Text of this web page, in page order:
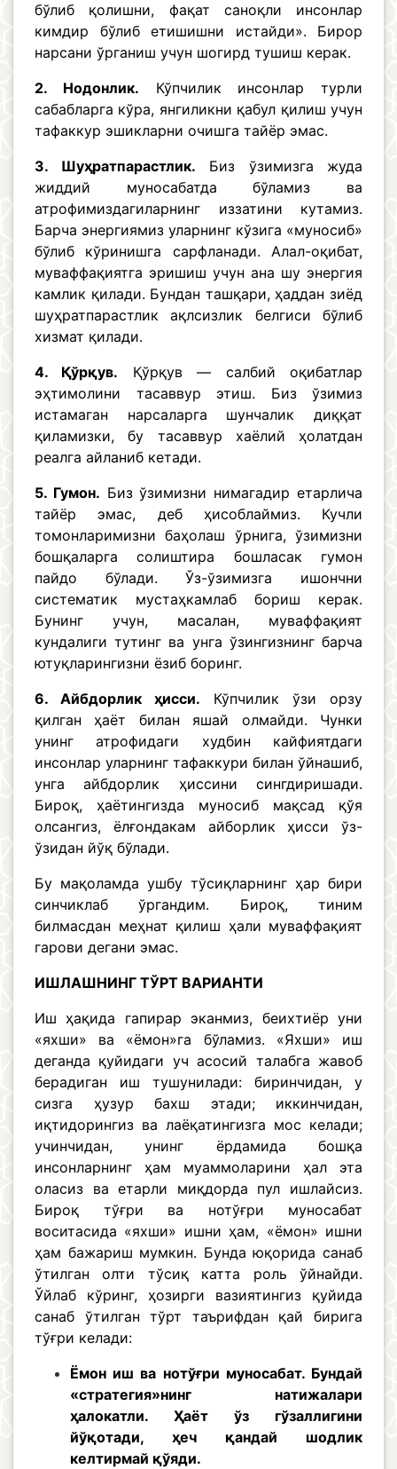
бўлиб қолишни, фақат саноқли инсонлар
кимдир бўлиб етишишни истайди». Бирор
нарсани ўрганиш учун шогирд тушиш керак.
2. Нодонлик. Кўпчилик инсонлар турли
сабабларга кўра, янгиликни қабул қилиш учун
тафаккур эшикларни очишга тайёр эмас.
3. Шуҳратпарастлик. Биз ўзимизга жуда
жиддий муносабатда бўламиз ва
атрофимиздагиларнинг иззатини кутамиз.
Барча энергиямиз уларнинг кўзига «муносиб»
бўлиб кўринишга сарфланади. Алал-оқибат,
муваффақиятга эришиш учун ана шу энергия
камлик қилади. Бундан ташқари, ҳаддан зиёд
шуҳратпарастлик ақлсизлик белгиси бўлиб
хизмат қилади.
4. Қўрқув. Қўрқув — салбий оқибатлар
эҳтимолини тасаввур этиш. Биз ўзимиз
истамаган нарсаларга шунчалик диққат
қиламизки, бу тасаввур хаёлий ҳолатдан
реалга айланиб кетади.
5. Гумон. Биз ўзимизни нимагадир етарлича
тайёр эмас, деб ҳисоблаймиз. Кучли
томонларимизни баҳолаш ўрнига, ўзимизни
бошқаларга солиштира бошласак гумон
пайдо бўлади. Ўз-ўзимизга ишончни
систематик мустаҳкамлаб бориш керак.
Бунинг учун, масалан, муваффақият
кундалиги тутинг ва унга ўзингизнинг барча
ютуқларингизни ёзиб боринг.
6. Айбдорлик ҳисси. Кўпчилик ўзи орзу
қилган ҳаёт билан яшай олмайди. Чунки
унинг атрофидаги худбин кайфиятдаги
инсонлар уларнинг тафаккури билан ўйнашиб,
унга айбдорлик ҳиссини сингдиришади.
Бироқ, ҳаётингизда муносиб мақсад қўя
олсангиз, ёлғондакам айборлик ҳисси ўз-
ўзидан йўқ бўлади.
Бу мақоламда ушбу тўсиқларнинг ҳар бири
синчиклаб ўргандим. Бироқ, тиним
билмасдан меҳнат қилиш ҳали муваффақият
гарови дегани эмас.
ИШЛАШНИНГ ТЎРТ ВАРИАНТИ
Иш ҳақида гапирар эканмиз, беихтиёр уни
«яхши» ва «ёмон»га бўламиз. «Яхши» иш
деганда қуйидаги уч асосий талабга жавоб
берадиган иш тушунилади: биринчидан, у
сизга ҳузур бахш этади; иккинчидан,
иқтидорингиз ва лаёқатингизга мос келади;
учинчидан, унинг ёрдамида бошқа
инсонларнинг ҳам муаммоларини ҳал эта
оласиз ва етарли миқдорда пул ишлайсиз.
Бироқ тўғри ва нотўғри муносабат
воситасида «яхши» ишни ҳам, «ёмон» ишни
ҳам бажариш мумкин. Бунда юқорида санаб
ўтилган олти тўсиқ катта роль ўйнайди.
Ўйлаб кўринг, ҳозирги вазиятингиз қуйида
санаб ўтилган тўрт таърифдан қай бирига
тўғри келади:
Ёмон иш ва нотўғри муносабат. Бундай
«стратегия»нинг натижалари
ҳалокатли. Ҳаёт ўз гўзаллигини
йўқотади, ҳеч қандай шодлик
келтирмай қўяди.